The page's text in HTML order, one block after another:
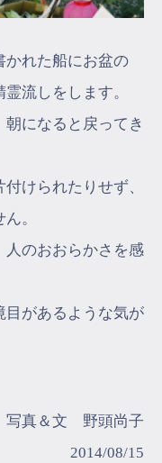
かれた船にお盆の
流しをします。
になると戻ってき
けられたりせず、
。
人のおおらかさを感
目があるような気が
写真＆文 野頭尚子
2014/08/15